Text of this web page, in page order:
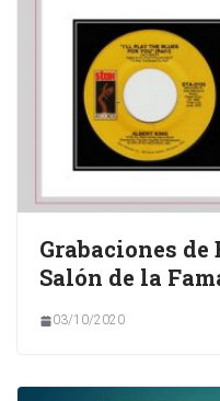
Grabaciones de
Salón de la
03/10/2020